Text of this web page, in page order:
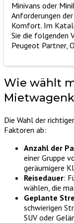
Minivans oder
Anforderungen
Komfort. Im
Sie die folgenden
Peugeot Partner,
Wie wählt
Die Wahl der
Faktoren ab:
Anzahl der
einer Gruppe
geräumigere
Reisedauer:
wählen, die
Geplante
schwierigen
SUV oder